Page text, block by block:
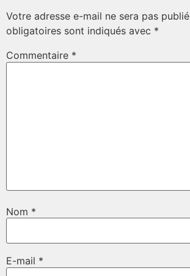
Votre adresse e-mail ne sera pas
obligatoires sont indiqués avec *
Commentaire *
Nom *
E-mail *